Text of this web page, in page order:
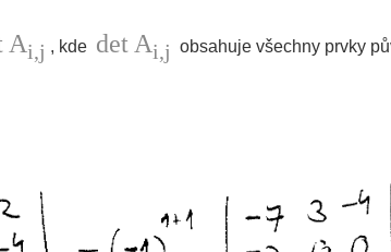
Ai,j , kde det Ai,j obsahuje všechny prvky